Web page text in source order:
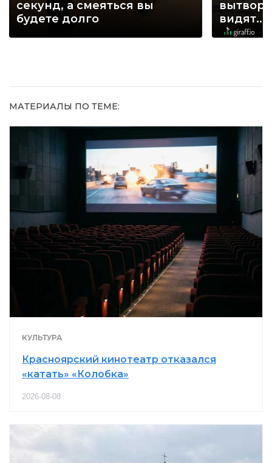
секунд, а смеяться вы
будете долго
видят...
МАТЕРИАЛЫ ПО ТЕМЕ:
КУЛЬТУРА
Красноярский кинотеатр отказался
«катать» «Колобка»
2026-08-08